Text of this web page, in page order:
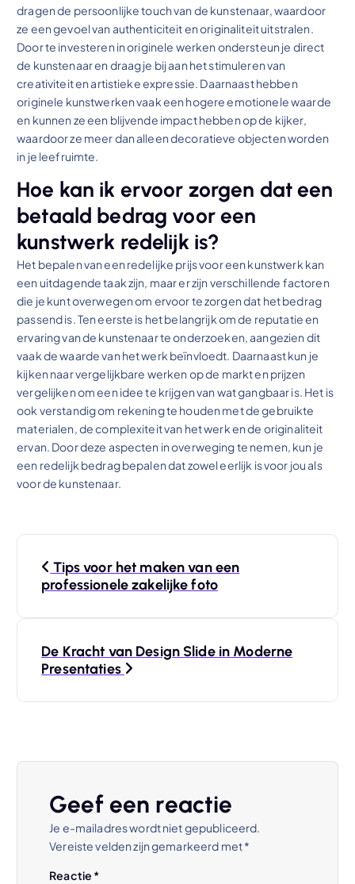
dragen de persoonlijke touch van de kunstenaar, waardoor
ze een gevoel van authenticiteit en originaliteit uitstralen.
Door te investeren in originele werken ondersteun je direct
de kunstenaar en draag je bij aan het stimuleren van
creativiteit en artistieke expressie. Daarnaast hebben
originele kunstwerken vaak een hogere emotionele waarde
en kunnen ze een blijvende impact hebben op de kijker,
waardoor ze meer dan alleen decoratieve objecten worden
in je leefruimte.
Hoe kan ik ervoor zorgen dat een
betaald bedrag voor een
kunstwerk redelijk is?
Het bepalen van een redelijke prijs voor een kunstwerk kan
een uitdagende taak zijn, maar er zijn verschillende factoren
die je kunt overwegen om ervoor te zorgen dat het bedrag
passend is. Ten eerste is het belangrijk om de reputatie en
ervaring van de kunstenaar te onderzoeken, aangezien dit
vaak de waarde van het werk beïnvloedt. Daarnaast kun je
kijken naar vergelijkbare werken op de markt en prijzen
vergelijken om een idee te krijgen van wat gangbaar is. Het is
ook verstandig om rekening te houden met de gebruikte
materialen, de complexiteit van het werk en de originaliteit
ervan. Door deze aspecten in overweging te nemen, kun je
een redelijk bedrag bepalen dat zowel eerlijk is voor jou als
voor de kunstenaar.
Tips voor het maken van een
professionele zakelijke foto
De Kracht van Design Slide in Moderne
Presentaties
Geef een reactie
Je e-mailadres wordt niet gepubliceerd.
Vereiste velden zijn gemarkeerd met*
Reactie *